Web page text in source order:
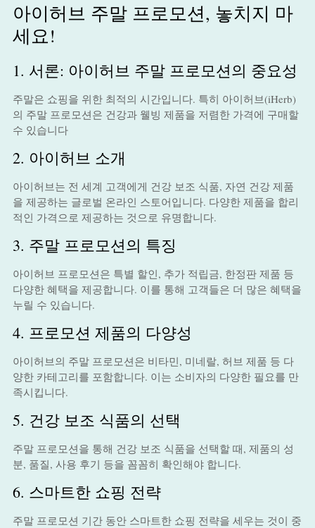
아이허브 주말 프로모션, 놓치지 마
세요!
1. 서론: 아이허브 주말 프로모션의 중요성
주말은 쇼핑을 위한 최적의 시간입니다. 특히 아이허브(iHerb)
의 주말 프로모션은 건강과 웰빙 제품을 저렴한 가격에 구매할
수 있습니다
2. 아이허브 소개
아이허브는 전 세계 고객에게 건강 보조 식품, 자연 건강 제품
을 제공하는 글로벌 온라인 스토어입니다. 다양한 제품을 합리
적인 가격으로 제공하는 것으로 유명합니다.
3. 주말 프로모션의 특징
아이허브 프로모션은 특별 할인, 추가 적립금, 한정판 제품 등
다양한 혜택을 제공합니다. 이를 통해 고객들은 더 많은 혜택을
누릴 수 있습니다.
4. 프로모션 제품의 다양성
아이허브의 주말 프로모션은 비타민, 미네랄, 허브 제품 등 다
양한 카테고리를 포함합니다. 이는 소비자의 다양한 필요를 만
족시킵니다.
5. 건강 보조 식품의 선택
주말 프로모션을 통해 건강 보조 식품을 선택할 때, 제품의 성
분, 품질, 사용 후기 등을 꼼꼼히 확인해야 합니다.
6. 스마트한 쇼핑 전략
주말 프로모션 기간 동안 스마트한 쇼핑 전략을 세우는 것이 중